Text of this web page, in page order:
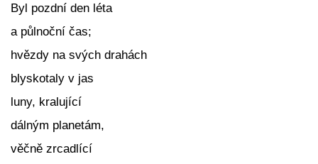
Byl pozdní den léta
a půlnoční čas;
hvězdy na svých drahách
blyskotaly v jas
luny, kralující
dálným planetám,
věčně zrcadlící